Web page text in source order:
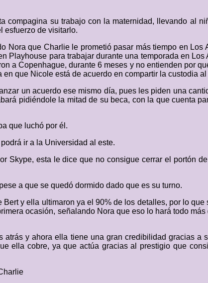
compagina su trabajo con la maternidad, llevando al
esfuerzo de visitarlo.
Nora que Charlie le prometió pasar más tiempo en
Playhouse para trabajar durante una temporada en
a Copenhague, durante 6 meses y no entienden por
que Nicole está de acuerdo en compartir la custodia
un acuerdo ese mismo día, pues les piden una
pidiéndole la mitad de su beca, con la que cuenta
que luchó por él.
ir a la Universidad al este.
Skype, esta le dice que no consigue cerrar el portón
a que se quedó dormido dado que es su turno.
y ella ultimaron ya el 90% de los detalles, por lo
ocasión, señalando Nora que eso lo hará todo
y ahora ella tiene una gran credibilidad gracias a
ella cobre, ya que actúa gracias al prestigio que